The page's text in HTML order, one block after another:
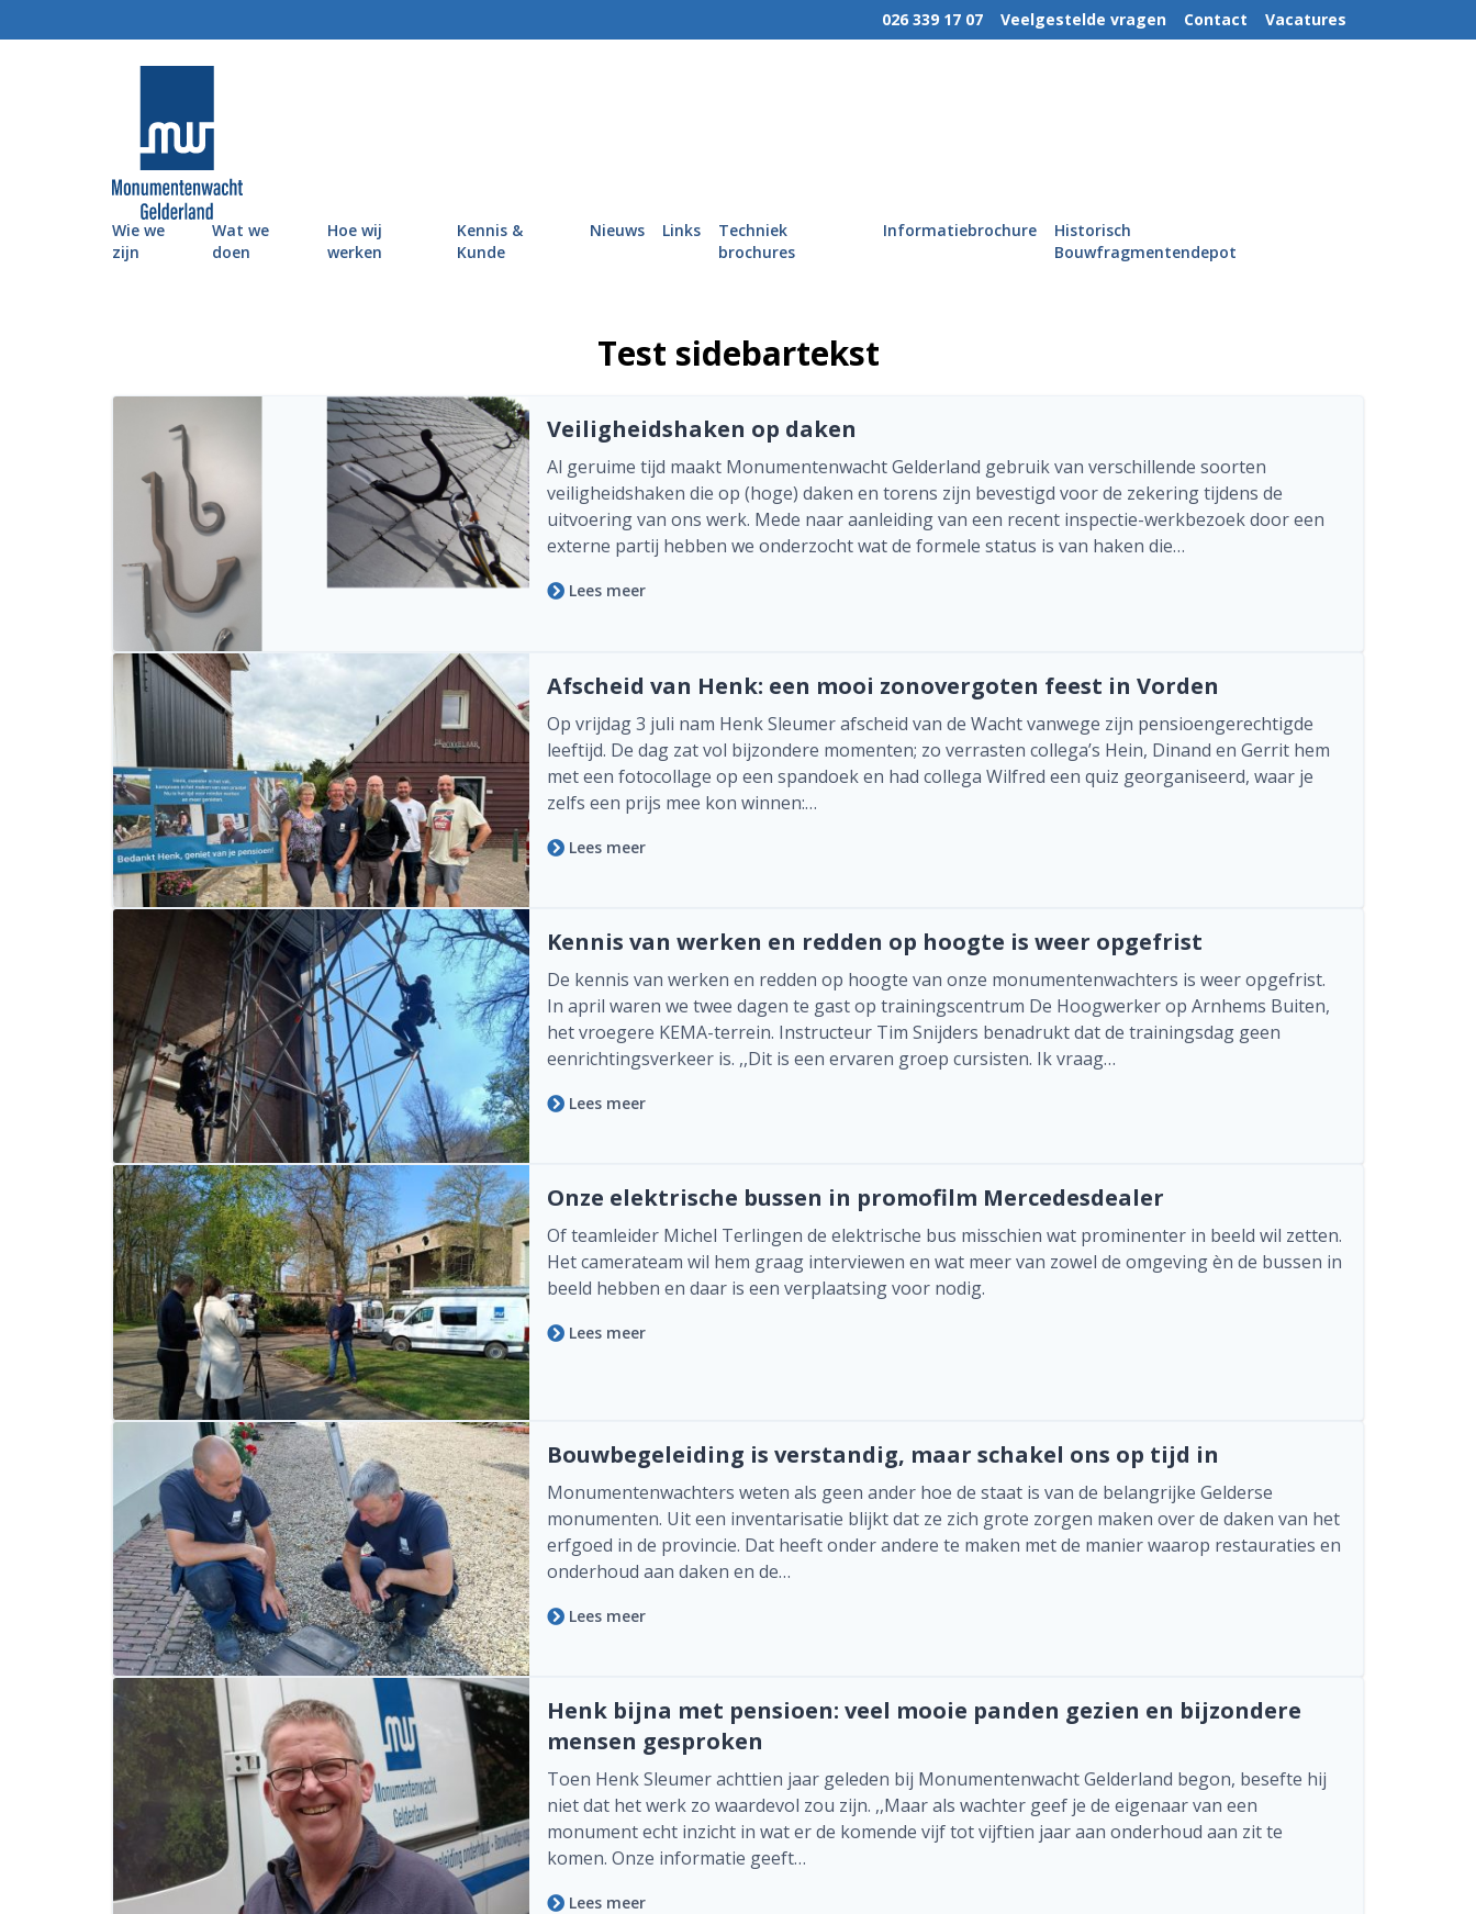
026 339 17 07 Veelgestelde vragen Contact Vacatures
MonumentenWacht Gelderland
Wie we
zijn
Wat we
doen
Hoe wij
werken
Kennis &
Kunde
Nieuws Links
Techniek
brochures
Informatiebrochure
Historisch
Bouwfragmentendepot
Test sidebartekst
Veiligheidshaken op daken
Al geruime tijd maakt Monumentenwacht Gelderland gebruik van verschillende soorten
veiligheidshaken die op (hoge) daken en torens zijn bevestigd voor de zekering tijdens de
uitvoering van ons werk. Mede naar aanleiding van een recent inspectie-werkbezoek door een
externe partij hebben we onderzocht wat de formele status is van haken die…
Lees meer
Afscheid van Henk: een mooi zonovergoten feest in Vorden
Op vrijdag 3 juli nam Henk Sleumer afscheid van de Wacht vanwege zijn pensioengerechtigde
leeftijd. De dag zat vol bijzondere momenten; zo verrasten collega’s Hein, Dinand en Gerrit hem
met een fotocollage op een spandoek en had collega Wilfred een quiz georganiseerd, waar je
zelfs een prijs mee kon winnen:…
Lees meer
Kennis van werken en redden op hoogte is weer opgefrist
De kennis van werken en redden op hoogte van onze monumentenwachters is weer opgefrist.
In april waren we twee dagen te gast op trainingscentrum De Hoogwerker op Arnhems Buiten,
het vroegere KEMA-terrein. Instructeur Tim Snijders benadrukt dat de trainingsdag geen
eenrichtingsverkeer is. ,,Dit is een ervaren groep cursisten. Ik vraag…
Lees meer
Onze elektrische bussen in promofilm Mercedesdealer
Of teamleider Michel Terlingen de elektrische bus misschien wat prominenter in beeld wil zetten.
Het camerateam wil hem graag interviewen en wat meer van zowel de omgeving èn de bussen in
beeld hebben en daar is een verplaatsing voor nodig.
Lees meer
Bouwbegeleiding is verstandig, maar schakel ons op tijd in
Monumentenwachters weten als geen ander hoe de staat is van de belangrijke Gelderse
monumenten. Uit een inventarisatie blijkt dat ze zich grote zorgen maken over de daken van het
erfgoed in de provincie. Dat heeft onder andere te maken met de manier waarop restauraties en
onderhoud aan daken en de…
Lees meer
Henk bijna met pensioen: veel mooie panden gezien en bijzondere
mensen gesproken
Toen Henk Sleumer achttien jaar geleden bij Monumentenwacht Gelderland begon, besefte hij
niet dat het werk zo waardevol zou zijn. ,,Maar als wachter geef je de eigenaar van een
monument echt inzicht in wat er de komende vijf tot vijftien jaar aan onderhoud aan zit te
komen. Onze informatie geeft…
Lees meer
Hoe wij werken
Nieuws
Techniek brochures
Informatiebrochure
Historisch Bouwfragmentendepot
026 339 17 07
Vacatures
SNEL REGELEN
Blijf op de hoogte: volg ons
Wat kost het?
Inspectie plannen